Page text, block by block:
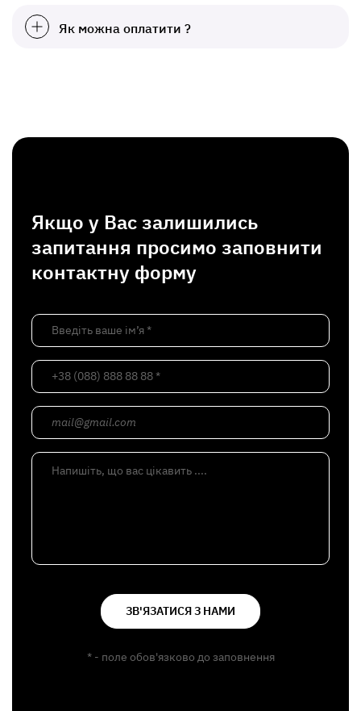
Як можна оплатити ?
Якщо у Вас залишились
запитання просимо заповнити
контактну форму
Введіть ваше ім’я *
+38 (088) 888 88 88 *
mail@gmail.com
Напишіть, що вас цікавить ....
ЗВ'ЯЗАТИСЯ З НАМИ
* - поле обов'язково до заповнення